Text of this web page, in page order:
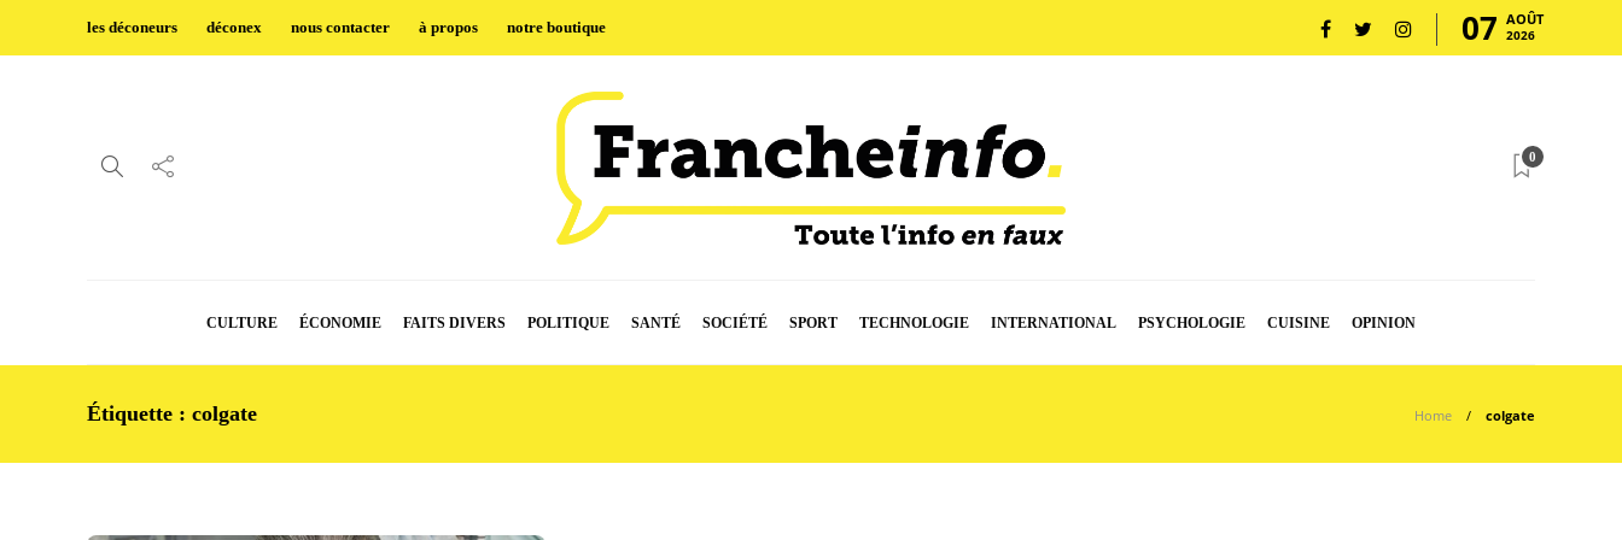
les déconeurs déconex nous contacter à propos notre boutique 07 AOÛT
2026
0
CULTURE ÉCONOMIE FAITS DIVERS POLITIQUE SANTÉ SOCIÉTÉ SPORT TECHNOLOGIE INTERNATIONAL PSYCHOLOGIE CUISINE OPINION
Étiquette : colgate Home colgate